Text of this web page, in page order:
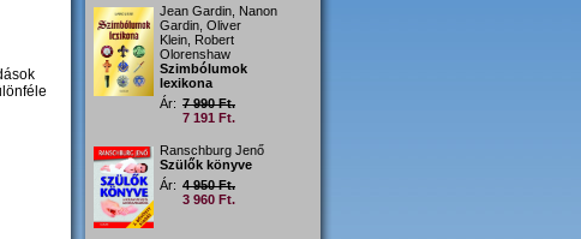
Jean Gardin, Nanon
Gardin, Oliver
Klein, Robert
Olorenshaw
Szimbólumok
lexikona
Ár: 7 990 Ft.
7 191 Ft.
Ranschburg Jenő
Szülők könyve
Ár: 4 950 Ft.
3 960 Ft.